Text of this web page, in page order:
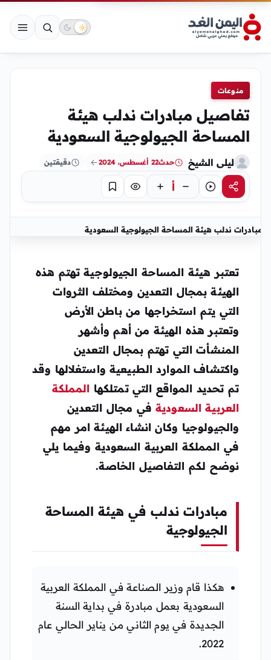
منوعات
تفاصيل مبادرات ندلب هيئة
المساحة الجيولوجية السعودية
ليلى الشيخ حدث22 أغسطس، 2024 دقيقتين
مشاركةاستماع أ تركيز حفظ
مبادرات ندلب هيئة المساحة الجيولوجية السعودية
تعتبر هيئة المساحة الجيولوجية تهتم هذه
الهيئة بمجال التعدين ومختلف الثروات
التي يتم استخراجها من باطن الأرض
وتعتبر هذه الهيئة من أهم وأشهر
المنشأت التي تهتم بمجال التعدين
واكتشاف الموارد الطبيعية واستغلالها وقد
تم تحديد المواقع التي تمتلكها المملكة
العربية السعوديةفي مجال التعدين
والجيولوجيا وكان انشاء الهيئة امر مهم
في المملكة العربية السعودية وفيما يلي
نوضح لكم التفاصيل الخاصة.
مبادرات ندلب في هيئة المساحة
الجيولوجية
هكذا قام وزير الصناعة في المملكة العربية
السعودية بعمل مبادرة في بداية السنة
الجديدة في يوم الثاني من يناير الحالي عام
2022.